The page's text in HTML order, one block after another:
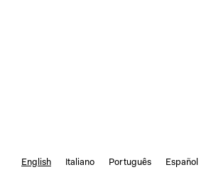
English Italiano Português Español